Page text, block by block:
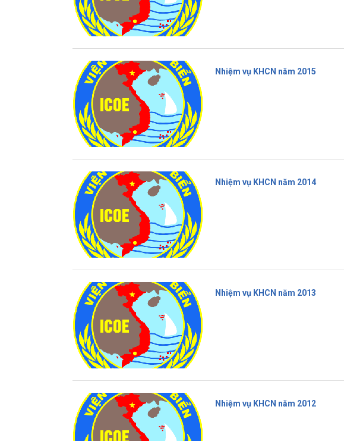
Nhiệm vụ KHCN năm 2015
Nhiệm vụ KHCN năm 2014
Nhiệm vụ KHCN năm 2013
Nhiệm vụ KHCN năm 2012